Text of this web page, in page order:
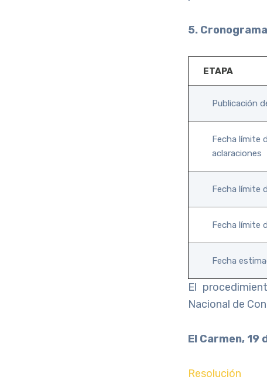
5.
ETAPA
Publicación
Fecha límite
aclaraciones
Fecha límite
Fecha límite
Fecha
El
Nacional de
El Carmen,
Resolución